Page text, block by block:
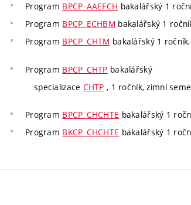
Program BPCP_AAEFCH bakalářský 1
Program BPCP_ECHBM bakalářský 1
Program BPCP_CHTM bakalářský 1
Program BPCP_CHTP bakalářský
specializace CHTP , 1 ročník, zimní
Program BPCP_CHCHTE bakalářský 1
Program BKCP_CHCHTE bakalářský 1